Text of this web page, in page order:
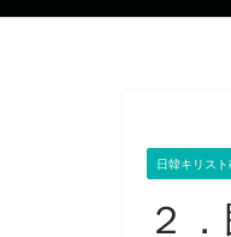
日韓キリス
２